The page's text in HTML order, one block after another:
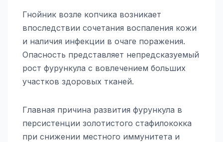
Гнойник возле копчика возникает
впоследствии сочетания воспаления кожи
и наличия инфекции в очаге поражения.
Опасность представляет непредсказуемый
рост фурункула с вовлечением больших
участков здоровых тканей.
Главная причина развития фурункула в
персистенции золотистого стафилококка
при снижении местного иммунитета и